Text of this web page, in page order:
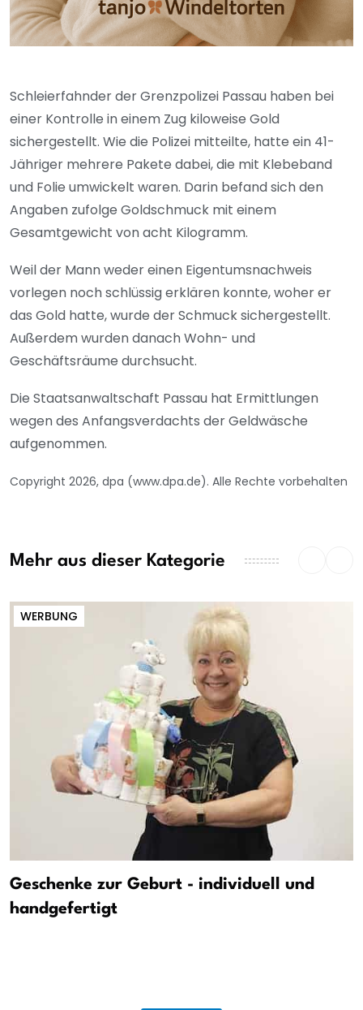
Schleierfahnder der Grenzpolizei Passau haben bei
einer Kontrolle in einem Zug kiloweise Gold
sichergestellt. Wie die Polizei mitteilte, hatte ein 41-
Jähriger mehrere Pakete dabei, die mit Klebeband
und Folie umwickelt waren. Darin befand sich den
Angaben zufolge Goldschmuck mit einem
Gesamtgewicht von acht Kilogramm.
Weil der Mann weder einen Eigentumsnachweis
vorlegen noch schlüssig erklären konnte, woher er
das Gold hatte, wurde der Schmuck sichergestellt.
Außerdem wurden danach Wohn- und
Geschäftsräume durchsucht.
Die Staatsanwaltschaft Passau hat Ermittlungen
wegen des Anfangsverdachts der Geldwäsche
aufgenommen.
Copyright 2026, dpa (www.dpa.de). Alle Rechte vorbehalten
Mehr aus dieser Kategorie
WERBUNG
Geschenke zur Geburt - individuell und
handgefertigt